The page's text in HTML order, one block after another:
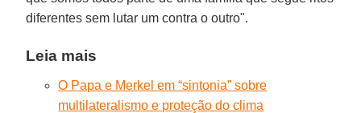
diferentes sem lutar um contra o outro".
Leia mais
O Papa e Merkel em “sintonia” sobre
multilateralismo e proteção do clima